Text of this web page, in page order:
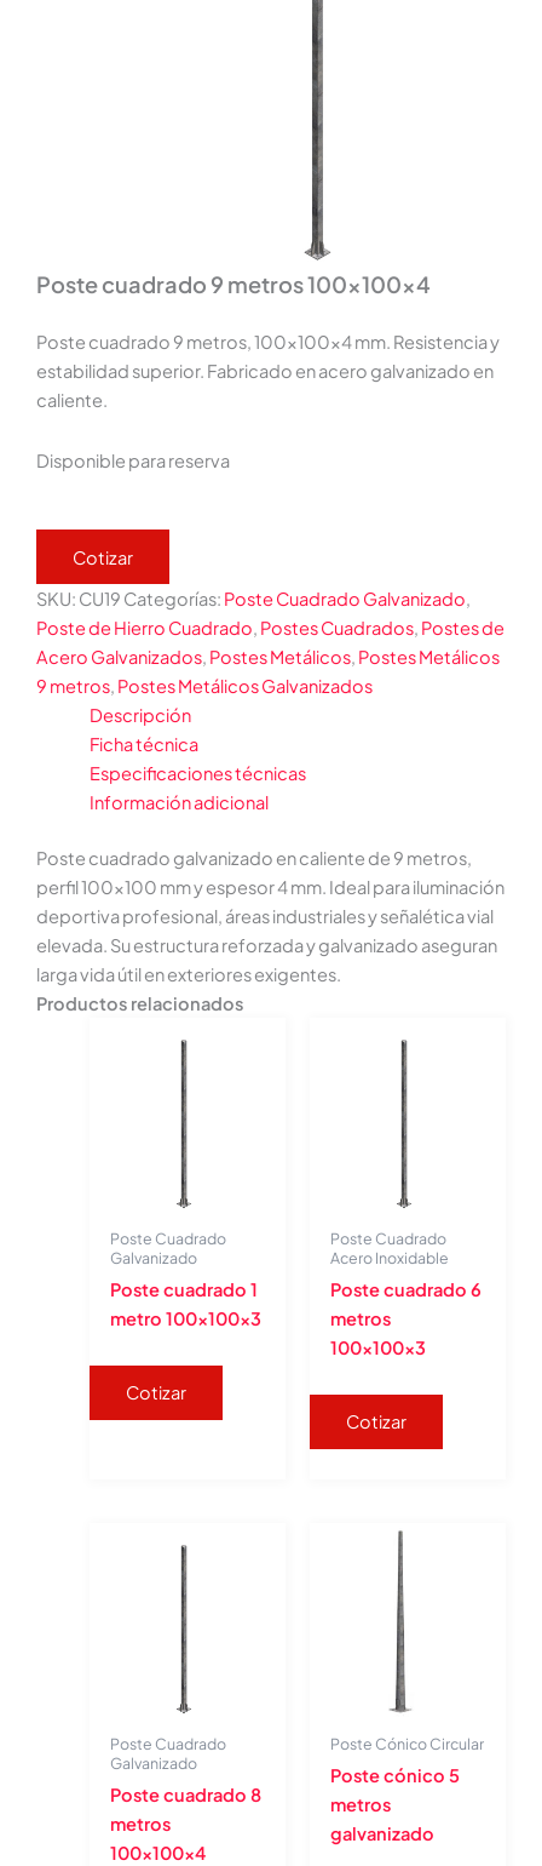
Poste cuadrado 9 metros 100x100x4
Poste cuadrado 9 metros, 100x100x4 mm. Resistencia y
estabilidad superior. Fabricado en acero galvanizado en
caliente.
Disponible para reserva
Cotizar
SKU: CU19 Categorías: Poste Cuadrado Galvanizado,
Poste de Hierro Cuadrado, Postes Cuadrados, Postes de
Acero Galvanizados, Postes Metálicos, Postes Metálicos
9 metros, Postes Metálicos Galvanizados
Descripción
Ficha técnica
Especificaciones técnicas
Información adicional
Poste cuadrado galvanizado en caliente de 9 metros,
perfil 100×100 mm y espesor 4 mm. Ideal para iluminación
deportiva profesional, áreas industriales y señalética vial
elevada. Su estructura reforzada y galvanizado aseguran
larga vida útil en exteriores exigentes.
Productos relacionados
Poste Cuadrado
Galvanizado
Poste cuadrado 1
metro 100x100x3
Cotizar
Poste Cuadrado
Acero Inoxidable
Poste cuadrado 6
metros
100x100x3
Cotizar
Poste Cuadrado
Galvanizado
Poste cuadrado 8
metros
100x100x4
Poste Cónico Circular
Poste cónico 5
metros
galvanizado